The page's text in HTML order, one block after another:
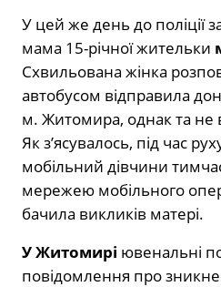
У цей же день до поліції
мама 15-річної жительки
Схвильована жінка
автобусом відправила
м. Житомира, однак та не
Як з’ясувалось, під час
мобільний дівчини
мережею мобільного
бачила викликів матері.
У Житомирі ювенальні
повідомлення про